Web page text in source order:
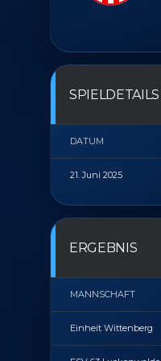
SPIELDETAILS
DATUM
21. Juni 2025
ERGEBNIS
MANNSCHAFT
Einheit Wittenberg